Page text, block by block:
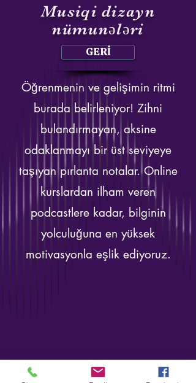
Musiqi dizayn
nümunələri
GERİ
Öğrenmenin ve gelişimin ritmi
burada belirleniyor! Zihni
bulandırmayan, aksine
odaklanmayı bir üst seviyeye
taşıyan pırlanta notalar. Online
kurslardan ilham veren
podcastlere kadar, bilginin
yolculuğuna en yüksek
motivasyonla eşlik ediyoruz.